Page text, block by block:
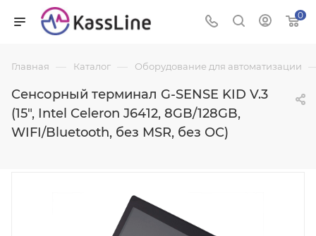
0
Главная — Каталог — Оборудование для автоматизации
Сенсорный терминал G-SENSE KID V.3
(15", Intel Celeron J6412, 8GB/128GB,
WIFI/Bluetooth, без MSR, без ОС)